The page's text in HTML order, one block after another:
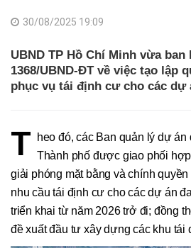
30/08/2025 19:09
UBND TP Hồ Chí Minh vừa ban
1368/UBND-ĐT về việc tạo lập
phục vụ tái định cư cho các dự
T
heo đó, các Ban quản lý dự
Thành phố được giao phối
giải phóng mặt bằng và chính
nhu cầu tái định cư cho các dự án
triển khai từ năm 2026 trở đi; đồng
đề xuất đầu tư xây dựng các khu tái